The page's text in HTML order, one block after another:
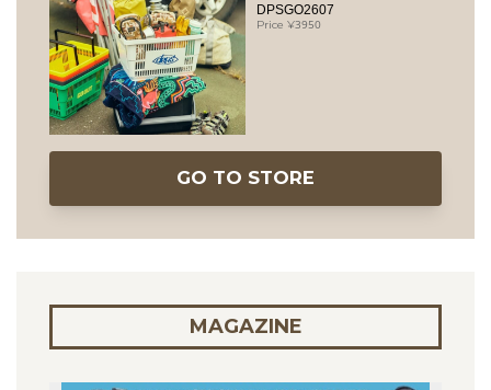
DPSGO2607
3950
GO TO STORE
MAGAZINE